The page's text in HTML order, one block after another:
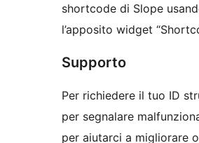
shortcode di Slope
l’apposito widget
Supporto
Per richiedere il tuo ID
per segnalare
per aiutarci a migliorare